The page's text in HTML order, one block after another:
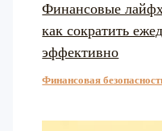
Финансовые
как сократить
эффективно
Финансовая